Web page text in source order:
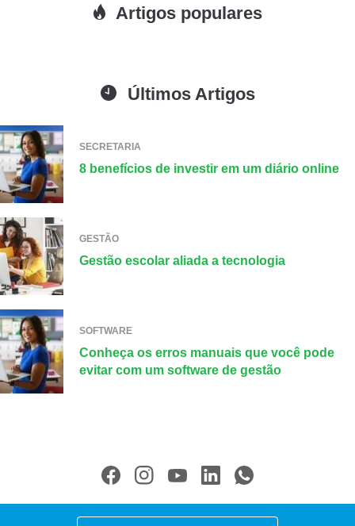
Artigos populares
Últimos Artigos
SECRETARIA
8 benefícios de investir em um diário online
GESTÃO
Gestão escolar aliada a tecnologia
SOFTWARE
Conheça os erros manuais que você pode
evitar com um software de gestão